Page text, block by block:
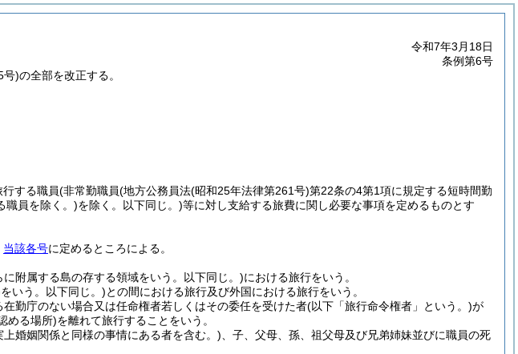
令和7年3月18日
条例第6号
)の全部を改正する。
する職員(非常勤職員(地方公務員法(昭和25年法律第261号)第22条の4第1項に規定する短時間勤
職員を除く。)を除く。以下同じ。)等に対し支給する旅費に関し必要な事項を定めるものとす
当該各号に定めるところによる。
附属する島の存する領域をいう。以下同じ。)における旅行をいう。
をいう。以下同じ。)との間における旅行及び外国における旅行をいう。
在勤庁のない場合又は任命権者若しくはその委任を受けた者(以下「旅行命令権者」という。)が
める場所)を離れて旅行することをいう。
婚姻関係と同様の事情にある者を含む。) 、子、父母、孫、祖父母及び兄弟姉妹並びに職員の死